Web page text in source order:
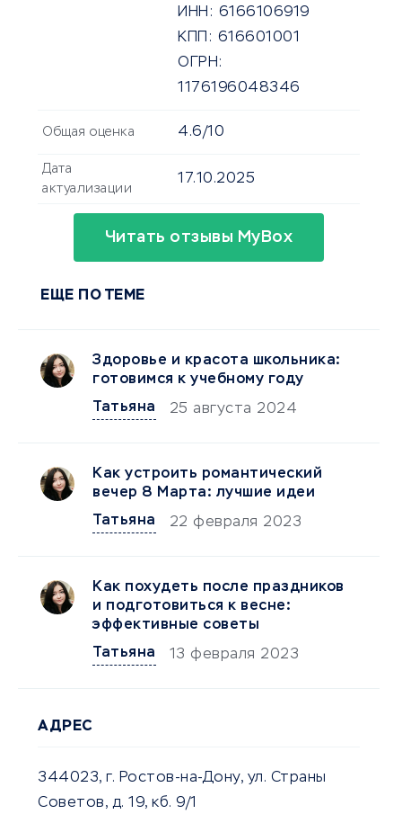
ИНН: 6166106919
КПП: 616601001
ОГРН:
1176196048346
Общая оценка 4.6/10
Дата
актуализации
17.10.2025
Читать отзывы MyBox
ЕЩЕ ПО ТЕМЕ
Здоровье и красота школьника:
готовимся к учебному году
Татьяна
25 августа 2024
Как устроить романтический
вечер 8 Марта: лучшие идеи
Татьяна
22 февраля 2023
Как похудеть после праздников
и подготовиться к весне:
эффективные советы
Татьяна
13 февраля 2023
АДРЕС
344023, г. Ростов-на-Дону, ул. Страны
Советов, д. 19, кб. 9/1